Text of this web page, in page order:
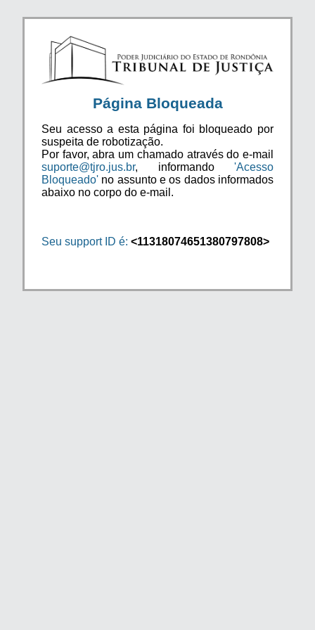
Página Bloqueada
Seu acesso a esta página foi bloqueado por
suspeita de robotização.
Por favor, abra um chamado através do e-mail
suporte@tjro.jus.br, informando 'Acesso
Bloqueado' no assunto e os dados informados
abaixo no corpo do e-mail.
Seu support ID é: <11318074651380797808>